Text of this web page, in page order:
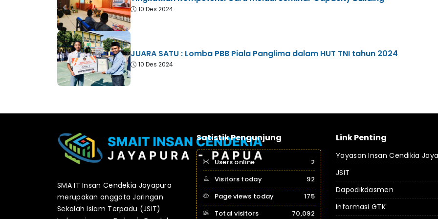
10 Des 2024
JUARA SATU : Lomba PBB Piala Panglima dalam HUT TNI tahun 2024
10 Des 2024
SMA IT Insan Cendekia Jayapura
merupakan anggota Jaringan
Sekolah Islam Terpadu (JSIT)
Satistik Pengunjung
Users online
2
Visitors today
92
Page views today
175
Total visitors
70,092
Link Penting
Yayasan Insan Cendikia
JSIT
Dapodikdasmen
Informasi GTK